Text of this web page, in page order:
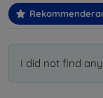
att hitta rätt
inte bara praktiska
dig.I did not find